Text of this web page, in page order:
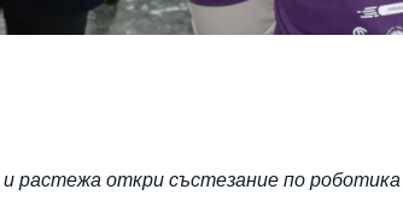
растежа откри състезание по